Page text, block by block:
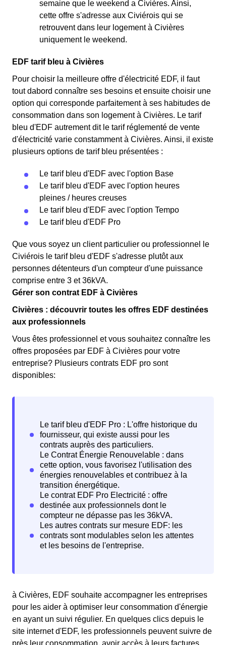
semaine que le weekend a Civières. Ainsi,
cette offre s'adresse aux Civiérois qui se
retrouvent dans leur logement à Civières
uniquement le weekend.
EDF tarif bleu à Civières
Pour choisir la meilleure offre d'électricité EDF, il faut
tout dabord connaître ses besoins et ensuite choisir une
option qui corresponde parfaitement à ses habitudes de
consommation dans son logement à Civières. Le tarif
bleu d'EDF autrement dit le tarif réglementé de vente
d'électricité varie constamment à Civières. Ainsi, il existe
plusieurs options de tarif bleu présentées :
Le tarif bleu d'EDF avec l'option Base
Le tarif bleu d'EDF avec l'option heures
pleines / heures creuses
Le tarif bleu d'EDF avec l'option Tempo
Le tarif bleu d'EDF Pro
Que vous soyez un client particulier ou professionnel le
Civiérois le tarif bleu d'EDF s'adresse plutôt aux
personnes détenteurs d'un compteur d'une puissance
comprise entre 3 et 36kVA.
Gérer son contrat EDF à Civières
Civières : découvrir toutes les offres EDF destinées
aux professionnels
Vous êtes professionnel et vous souhaitez connaître les
offres proposées par EDF à Civières pour votre
entreprise? Plusieurs contrats EDF pro sont
disponibles:
à Civières, EDF souhaite accompagner les entreprises
pour les aider à optimiser leur consommation d'énergie
en ayant un suivi régulier. En quelques clics depuis le
site internet d'EDF, les professionnels peuvent suivre de
près leur consommation, avoir accès à leurs factures